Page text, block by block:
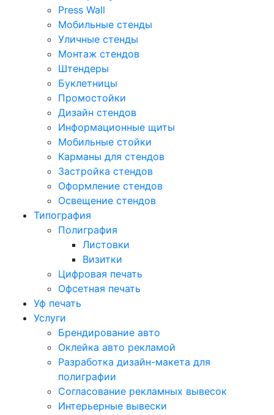
Press Wall
Мобильные стенды
Уличные стенды
Монтаж стендов
Штендеры
Буклетницы
Промостойки
Дизайн стендов
Информационные щиты
Мобильные стойки
Карманы для стендов
Застройка стендов
Оформление стендов
Освещение стендов
Типография
Полиграфия
Листовки
Визитки
Цифровая печать
Офсетная печать
Уф печать
Услуги
Брендирование авто
Оклейка авто рекламой
Разработка дизайн-макета для
полиграфии
Согласование рекламных вывесок
Интерьерные вывески